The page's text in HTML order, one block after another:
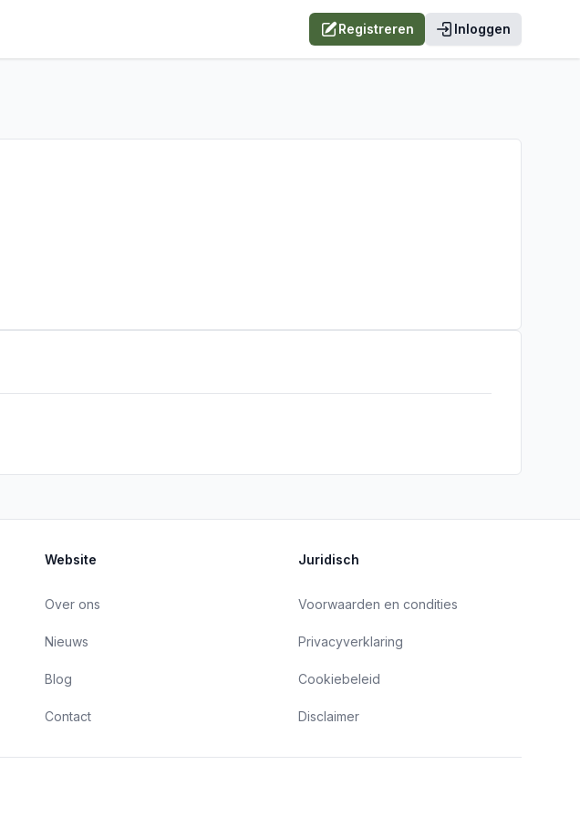
Registreren Inloggen
Website
Over ons
Nieuws
Blog
Contact
Juridisch
Voorwaarden en condities
Privacyverklaring
Cookiebeleid
Disclaimer